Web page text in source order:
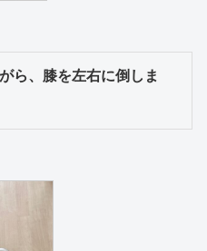
ら、膝を左右に倒しま